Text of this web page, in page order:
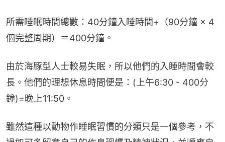
所需睡眠時間總數：40分鐘入睡時間+（90分鐘 × 4
個完整周期）＝400分鐘。
由於海豚型人士較易失眠，所以他們的入睡時間會較
長。他們的理想休息時間便是：(上午6:30 - 400分
鐘)=晚上11:50。
雖然這種以動物作睡眠習慣的分類只是一個參考，不